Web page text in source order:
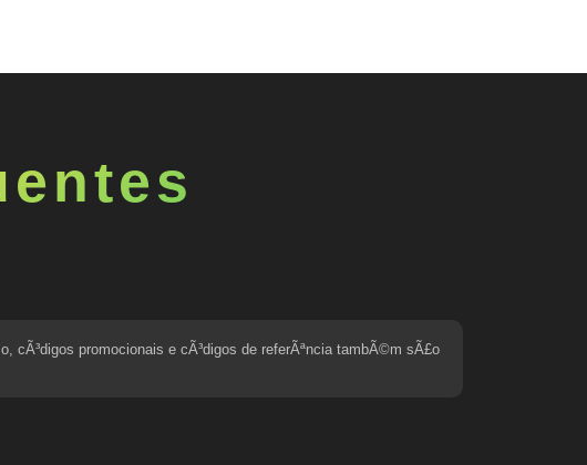
cÃ³digos promocionais e cÃ³digos de referÃªncia tambÃ©m sÃ£o